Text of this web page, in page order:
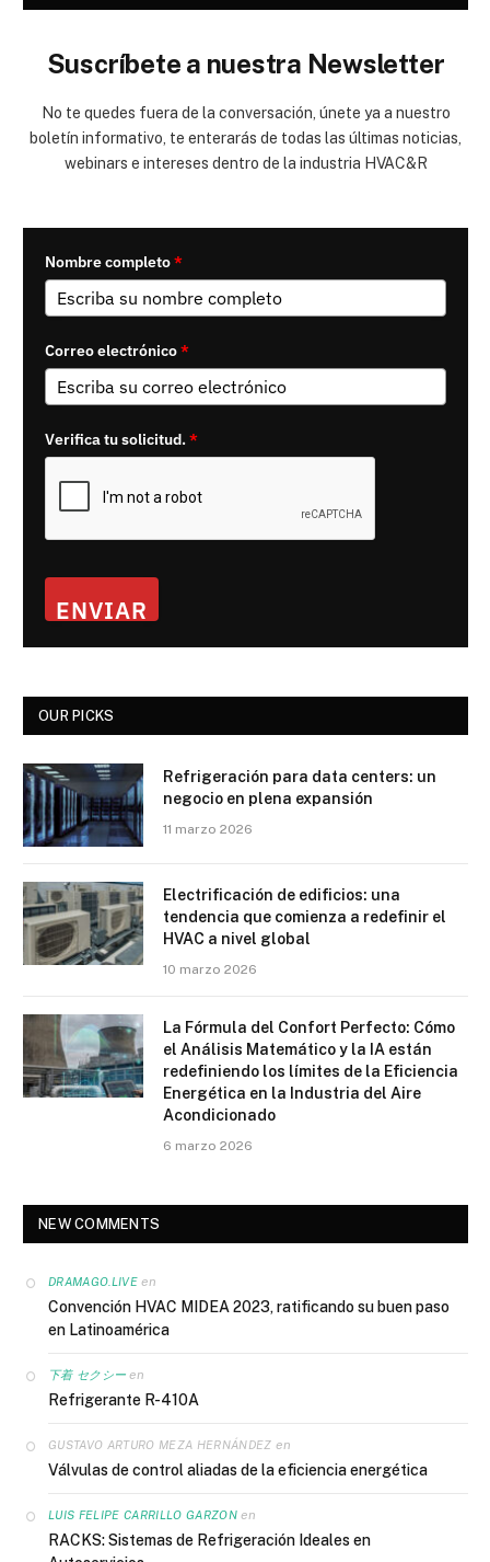
Suscríbete a nuestra Newsletter
No te quedes fuera de la conversación, únete ya a nuestro
boletín informativo, te enterarás de todas las últimas noticias,
webinars e intereses dentro de la industria HVAC&R
Nombre completo*
Correo electrónico*
Verifica tu solicitud.*
ENVIAR
OUR PICKS
Refrigeración para data centers: un
negocio en plena expansión
11 marzo 2026
Electrificación de edificios: una
tendencia que comienza a redefinir el
HVAC a nivel global
10 marzo 2026
La Fórmula del Confort Perfecto: Cómo
el Análisis Matemático y la IA están
redefiniendo los límites de la Eficiencia
Energética en la Industria del Aire
Acondicionado
6 marzo 2026
NEW COMMENTS
DRAMAGO.LIVEen
Convención HVAC MIDEA 2023, ratificando su buen paso
en Latinoamérica
下着 セクシー en
Refrigerante R-410A
GUSTAVO ARTURO MEZA HERNÁNDEZ en
Válvulas de control aliadas de la eficiencia energética
LUIS FELIPE CARRILLO GARZONen
RACKS: Sistemas de Refrigeración Ideales en